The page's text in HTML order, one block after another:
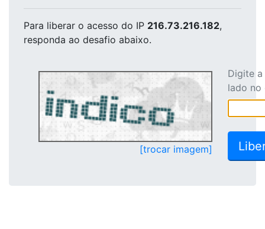
Para liberar o acesso do IP 216.73.216.182,
responda ao desafio abaixo.
[trocar imagem]
Digite
lado no